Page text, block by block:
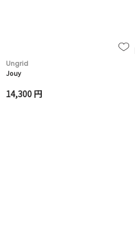
Ungrid
Jouy
14,300 円